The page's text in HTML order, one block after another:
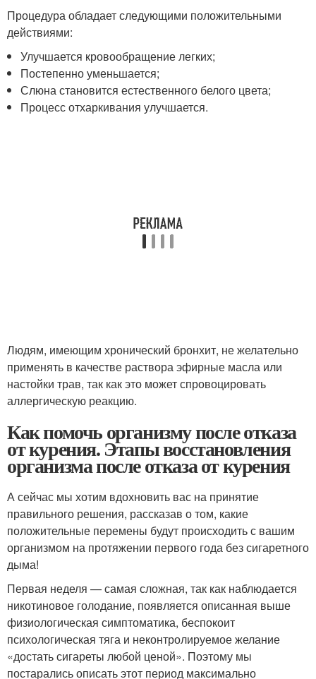
Процедура обладает следующими положительными
действиями:
Улучшается кровообращение легких;
Постепенно уменьшается;
Слюна становится естественного белого цвета;
Процесс отхаркивания улучшается.
Людям, имеющим хронический бронхит, не желательно
применять в качестве раствора эфирные масла или
настойки трав, так как это может спровоцировать
аллергическую реакцию.
Как помочь организму после отказа
от курения. Этапы восстановления
организма после отказа от курения
А сейчас мы хотим вдохновить вас на принятие
правильного решения, рассказав о том, какие
положительные перемены будут происходить с вашим
организмом на протяжении первого года без сигаретного
дыма!
Первая неделя — самая сложная, так как наблюдается
никотиновое голодание, появляется описанная выше
физиологическая симптоматика, беспокоит
психологическая тяга и неконтролируемое желание
«достать сигареты любой ценой». Поэтому мы
постарались описать этот период максимально